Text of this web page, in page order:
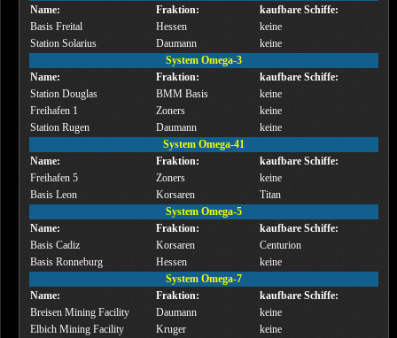
Name:
Fraktion:
kaufbare Schiffe:
Basis Freital
Hessen
keine
Station Solarius
Daumann
keine
System Omega-3
Name:
Fraktion:
kaufbare Schiffe:
Station Douglas
BMM Basis
keine
Freihafen 1
Zoners
keine
Station Rugen
Daumann
keine
System Omega-41
Name:
Fraktion:
kaufbare Schiffe:
Freihafen 5
Zoners
keine
Basis Leon
Korsaren
Titan
System Omega-5
Name:
Fraktion:
kaufbare Schiffe:
Basis Cadiz
Korsaren
Centurion
Basis Ronneburg
Hessen
keine
System Omega-7
Name:
Fraktion:
kaufbare Schiffe:
Breisen Mining Facility
Daumann
keine
Elbich Mining Facility
Kruger
keine